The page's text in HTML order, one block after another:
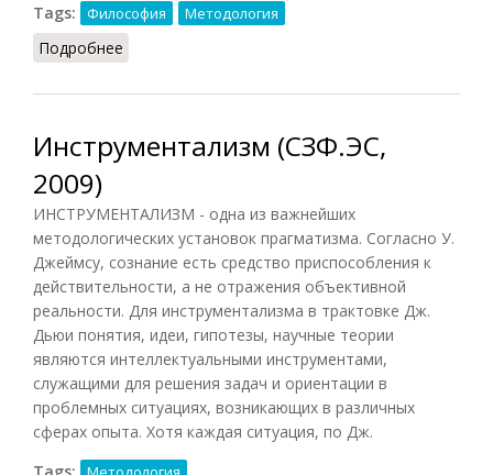
Tags:
Философия Методология
Подробнее
Инструментализм (СЗФ.ЭС,
2009)
ИНСТРУМЕНТАЛИЗМ - одна из важнейших
методологических установок прагматизма. Согласно У.
Джеймсу, сознание есть средство приспособления к
действительности, а не отражения объективной
реальности. Для инструментализма в трактовке Дж.
Дьюи понятия, идеи, гипотезы, научные теории
являются интеллектуальными инструментами,
служащими для решения задач и ориентации в
проблемных ситуациях, возникающих в различных
сферах опыта. Хотя каждая ситуация, по Дж.
Tags: